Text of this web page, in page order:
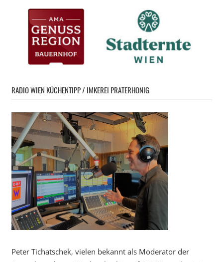
RADIO WIEN KÜCHENTIPP / IMKEREI PRATERHONIG
Peter Tichatschek, vielen bekannt als Moderator der